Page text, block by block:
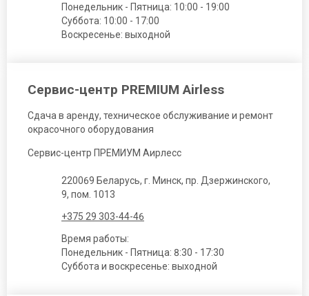
Понедельник - Пятница: 10:00 - 19:00
Суббота: 10:00 - 17:00
Воскресенье: выходной
Сервис-центр PREMIUM Airless
Сдача в аренду, техническое обслуживание и ремонт
окрасочного оборудования
Сервис-центр ПРЕМИУМ Аирлесс
220069 Беларусь, г. Минск, пр. Дзержинского,
9, пом. 1013
+375 29 303-44-46
Время работы:
Понедельник - Пятница: 8:30 - 17:30
Суббота и воскресенье: выходной